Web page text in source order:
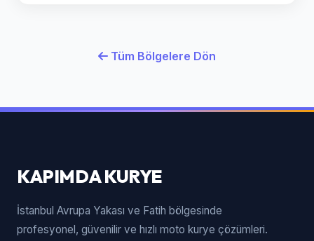
Tüm Bölgelere Dön
KAPIMDA KURYE
İstanbul Avrupa Yakası ve Fatih bölgesinde
profesyonel, güvenilir ve hızlı moto kurye çözümleri.